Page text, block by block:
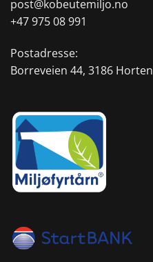
post@kobeutemiljo.no
+47 975 08 991
Postadresse:
Borreveien 44, 3186 Horten